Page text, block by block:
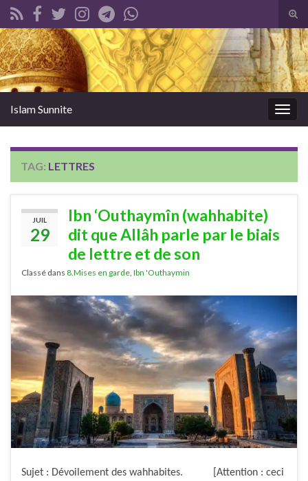
Search for:
Islam Sunnite
TAG: LETTRES
JUIL
29
Ibn ‘Outhaymîn (wahhabite)
dit que Allâh parle par le biais
de lettre et de son
Classé dans 8.Mises en garde Ibn 'Outhaymin
Sujet : Dévoilement des wahhabites. [Attention : ceci